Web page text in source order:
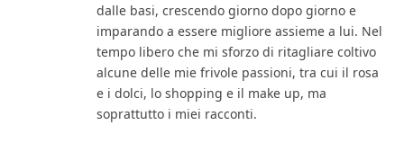
dalle basi, crescendo giorno dopo giorno e
imparando a essere migliore assieme a lui. Nel
tempo libero che mi sforzo di ritagliare coltivo
alcune delle mie frivole passioni, tra cui il rosa
e i dolci, lo shopping e il make up, ma
soprattutto i miei racconti.